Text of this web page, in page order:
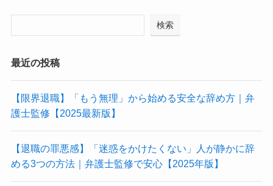
検索
最近の投稿
【限界退職】「もう無理」から始める安全な辞め方｜弁
護士監修【2025最新版】
【退職の罪悪感】「迷惑をかけたくない」人が静かに辞
める3つの方法｜弁護士監修で安心【2025年版】